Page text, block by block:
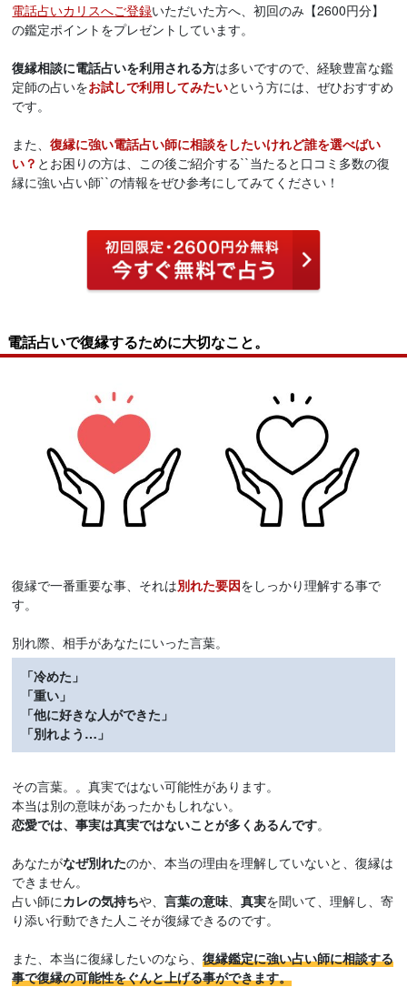
電話占いカリスへご登録いただいた方へ、初回のみ【2600円分】
の鑑定ポイントをプレゼントしています。
復縁相談に電話占いを利用される方は多いですので、経験豊富な鑑
定師の占いをお試しで利用してみたいという方には、ぜひおすすめ
です。
また、復縁に強い電話占い師に相談をしたいけれど誰を選べばい
い？ とお困りの方は、この後ご紹介する``当たると口コミ多数の復
縁に強い占い師``の情報をぜひ参考にしてみてください！
電話占いで復縁するために大切なこと。
復縁で一番重要な事、それは別れた要因をしっかり理解する事で
す。
別れ際、相手があなたにいった言葉。
「冷めた」
「重い」
「他に好きな人ができた」
「別れよう…」
その言葉。。真実ではない可能性があります。
本当は別の意味があったかもしれない。
恋愛では、事実は真実ではないことが多くあるんです。
あなたがなぜ別れたのか、本当の理由を理解していないと、復縁は
できません。
占い師にカレの気持ちや、言葉の意味、真実を聞いて、理解し、寄
り添い行動できた人こそが復縁できるのです。
また、本当に復縁したいのなら、復縁鑑定に強い占い師に相談する
事で復縁の可能性をぐんと上げる事ができます。